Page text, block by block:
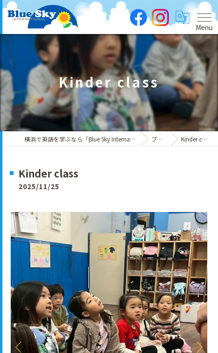
Menu
Kinder class
横浜で英語を学ぶなら「Blue Sky International」 ブログ Kinder class
Kinder class
2025/11/25